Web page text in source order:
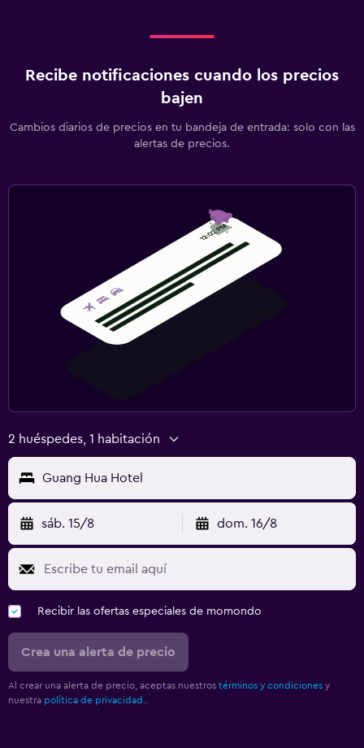
Recibe notificaciones cuando los precios
bajen
Cambios diarios de precios en tu bandeja de entrada: solo con las
alertas de precios.
2 huéspedes, 1 habitación
Guang Hua Hotel
sáb. 15/8 dom. 16/8
Recibir las ofertas especiales de momondo
Crea una alerta de precio
Al crear una alerta de precio, aceptas nuestros términos y condiciones y
nuestra política de privacidad.